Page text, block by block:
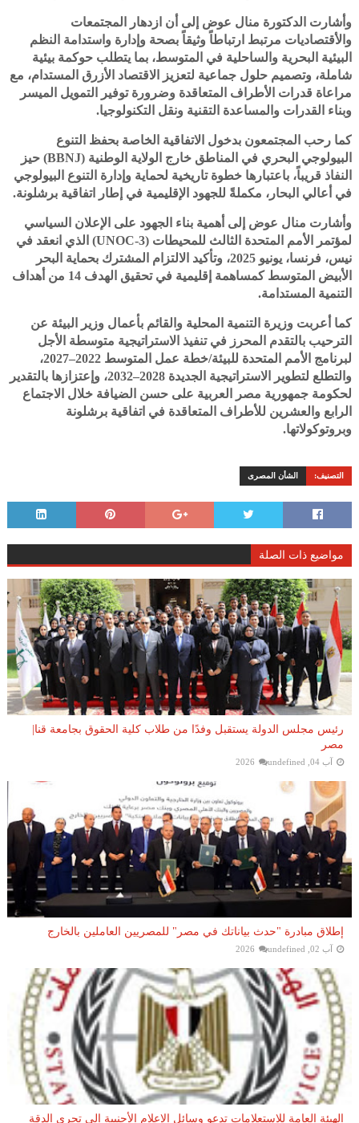
وأشارت الدكتورة منال عوض إلى أن ازدهار المجتمعات
والأقتصاديات مرتبط ارتباطاً وثيقاً بصحة وإدارة واستدامة النظم
البيئية البحرية والساحلية في المتوسط، بما يتطلب حوكمة بيئية
شاملة، وتصميم حلول جماعية لتعزيز الاقتصاد الأزرق المستدام، مع
مراعاة قدرات الأطراف المتعاقدة وضرورة توفير التمويل الميسر
وبناء القدرات والمساعدة التقنية ونقل التكنولوجيا.
كما رحب المجتمعون بدخول الاتفاقية الخاصة بحفظ التنوع
البيولوجي البحري في المناطق خارج الولاية الوطنية (BBNJ) حيز
النفاذ قريباً، باعتبارها خطوة تاريخية لحماية وإدارة التنوع البيولوجي
في أعالي البحار، مكملةً للجهود الإقليمية في إطار اتفاقية برشلونة.
وأشارت منال عوض إلى أهمية بناء الجهود على الإعلان السياسي
لمؤتمر الأمم المتحدة الثالث للمحيطات (UNOC-3) الذي انعقد في
نيس، فرنسا، يونيو 2025، وتأكيد الالتزام المشترك بحماية البحر
الأبيض المتوسط كمساهمة إقليمية في تحقيق الهدف 14 من أهداف
التنمية المستدامة.
كما أعربت وزيرة التنمية المحلية والقائم بأعمال وزير البيئة عن
الترحيب بالتقدم المحرز في تنفيذ الاستراتيجية متوسطة الأجل
لبرنامج الأمم المتحدة للبيئة/خطة عمل المتوسط 2022–2027،
والتطلع لتطوير الاستراتيجية الجديدة 2028–2032، وإعتزازها بالتقدير
لحكومة جمهورية مصر العربية على حسن الضيافة خلال الاجتماع
الرابع والعشرين للأطراف المتعاقدة في اتفاقية برشلونة
وبروتوكولاتها.
التصنيف: الشأن المصرى
مواضيع ذات الصلة
رئيس مجلس الدولة يستقبل وفدًا من طلاب كلية الحقوق بجامعة قنا|
مصر
آب 04, 2026 undefined
إطلاق مبادرة "حدث بياناتك في مصر" للمصريين العاملين بالخارج
آب 02, 2026 undefined
الهيئة العامة للاستعلامات تدعو وسائل الإعلام الأجنبية إلى تحري الدقة